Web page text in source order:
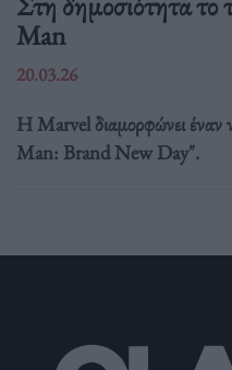
Man
20.03.26
Η Marvel διαμορφώνει
Man: Brand New Day".